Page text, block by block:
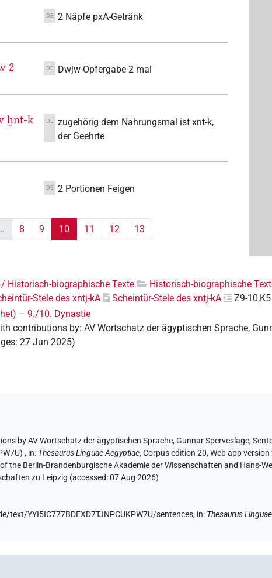
DE 2 Näpfe pxA-Getränk
2 DE Dwjw-Opfergabe 2 mal
ḫnt-k
DE zugehörig dem Nahrungsmal ist xnt-k,
der Geehrte
DE 2 Portionen Feigen
8 9 10 11 12 13
Historisch-biographische Texte
Historisch-biographische
Stele des xntj-kA Scheintür-Stele des xntj-kA
Z9-10,K5
–9./10. Dynastie
contributions by:AV Wortschatz der ägyptischen Sprache,
:27 Jun 2025)
by AV Wortschatz der ägyptischen Sprache, Gunnar Sperveslage,
, in: Thesaurus Linguae Aegyptiae,Corpus edition 20, Web app
the Berlin-Brandenburgische Akademie der Wissenschaften and Hans-
zu Leipzig (accessed:07 Aug 2026)
text/YYI5IC777BDEXD7TJNPCUKPW7U/sentences, in: Thesaurus